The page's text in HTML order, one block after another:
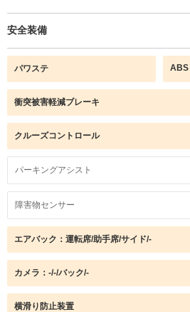
安全装備
パワステ ABS
衝突被害軽減ブレーキ
クルーズコントロール
パーキングアシスト
障害物センサー
エアバック：運転席/助手席/サイド/-
カメラ：-/-/バック/-
横滑り防止装置